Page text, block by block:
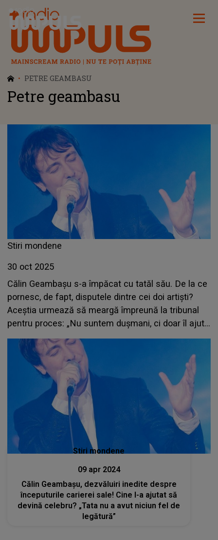
Radio Impuls
PETRE GEAMBASU
Petre geambasu
Stiri mondene
30 oct 2025
Călin Geambașu s-a împăcat cu tatăl său. De la ce
pornesc, de fapt, disputele dintre cei doi artiști?
Aceștia urmează să meargă împreună la tribunal
pentru proces: „Nu suntem dușmani, ci doar îl ajut
să fie un om corect”
Stiri mondene
09 apr 2024
Călin Geambașu, dezvăluiri inedite despre
începuturile carierei sale! Cine l-a ajutat să
devină celebru? „Tata nu a avut niciun fel de
legătură”